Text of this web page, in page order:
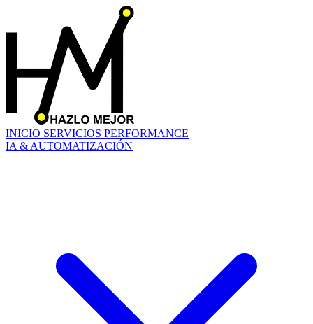
INICIO SERVICIOS PERFORMANCE
IA & AUTOMATIZACIÓN